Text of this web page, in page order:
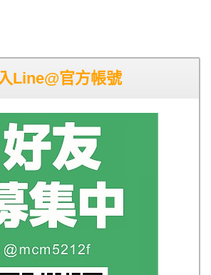
Line@官方帳號